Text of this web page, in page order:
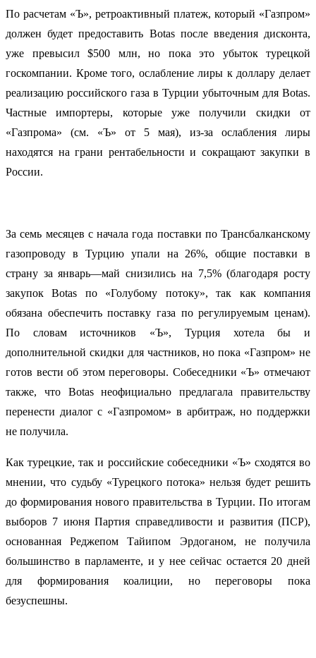
По расчетам «Ъ», ретроактивный платеж, который «Газпром»
должен будет предоставить Botas после введения дисконта,
уже превысил $500 млн, но пока это убыток турецкой
госкомпании. Кроме того, ослабление лиры к доллару делает
реализацию российского газа в Турции убыточным для Botas.
Частные импортеры, которые уже получили скидки от
«Газпрома» (см. «Ъ» от 5 мая), из-за ослабления лиры
находятся на грани рентабельности и сокращают закупки в
России.
За семь месяцев с начала года поставки по Трансбалканскому
газопроводу в Турцию упали на 26%, общие поставки в
страну за январь—май снизились на 7,5% (благодаря росту
закупок Botas по «Голубому потоку», так как компания
обязана обеспечить поставку газа по регулируемым ценам).
По словам источников «Ъ», Турция хотела бы и
дополнительной скидки для частников, но пока «Газпром» не
готов вести об этом переговоры. Собеседники «Ъ» отмечают
также, что Botas неофициально предлагала правительству
перенести диалог с «Газпромом» в арбитраж, но поддержки
не получила.
Как турецкие, так и российские собеседники «Ъ» сходятся во
мнении, что судьбу «Турецкого потока» нельзя будет решить
до формирования нового правительства в Турции. По итогам
выборов 7 июня Партия справедливости и развития (ПСР),
основанная Реджепом Тайипом Эрдоганом, не получила
большинство в парламенте, и у нее сейчас остается 20 дней
для формирования коалиции, но переговоры пока
безуспешны.